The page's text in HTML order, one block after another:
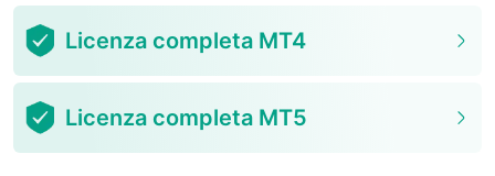
Licenza completa MT4
Licenza completa MT5